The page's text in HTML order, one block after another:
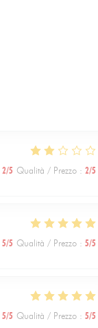
2/5 Qualità / Prezzo : 2/5
5/5 Qualità / Prezzo : 5/5
5/5 Qualità / Prezzo : 5/5